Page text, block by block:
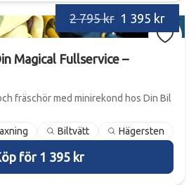
2 795 kr 1 395 kr
Magical Fullservice –
fräschör med minirekond hos Din Bil
Biltvätt Hägersten
Köp för 1 395 kr